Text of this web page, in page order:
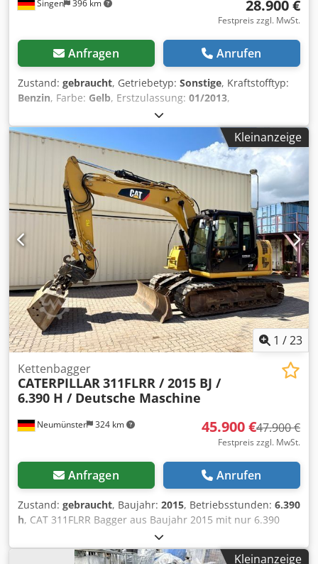
Singen 396 km 28.900 €
Festpreis zzgl. MwSt.
Anfragen Anrufen
Zustand: gebraucht, Getriebetyp: Sonstige, Kraftstofftyp:
Benzin, Farbe: Gelb, Erstzulassung: 01/2013,
, Federung:
Betriebsstunden:3.700 h, Fahrerkabine:Sonstige, *
Schaufel * Ladegabel ... Gebrauchtwagen, inkl. Mwst.
Cedpozrzf Ajfx Angsha
Kleinanzeige
1 /23
Neumünster 324 km
Kettenbagger
CATERPILLAR311FLRR / 2015 BJ /
6.390 H / Deutsche Maschine
45.900 €47.900 €
Festpreis zzgl. MwSt.
Anfragen Anrufen
Zustand: gebraucht, Baujahr: 2015, Betriebsstunden: 6.390
h, CAT 311FLRR Bagger aus Baujahr 2015 mit nur 6.390
Betriebsstunden ! ----* Hersteller: CAT * Typ: 311FL RR *
Baujahr: 2015 * Abgelesene Betriebsstunden: ca. 6.390 *
Kleinanzeige